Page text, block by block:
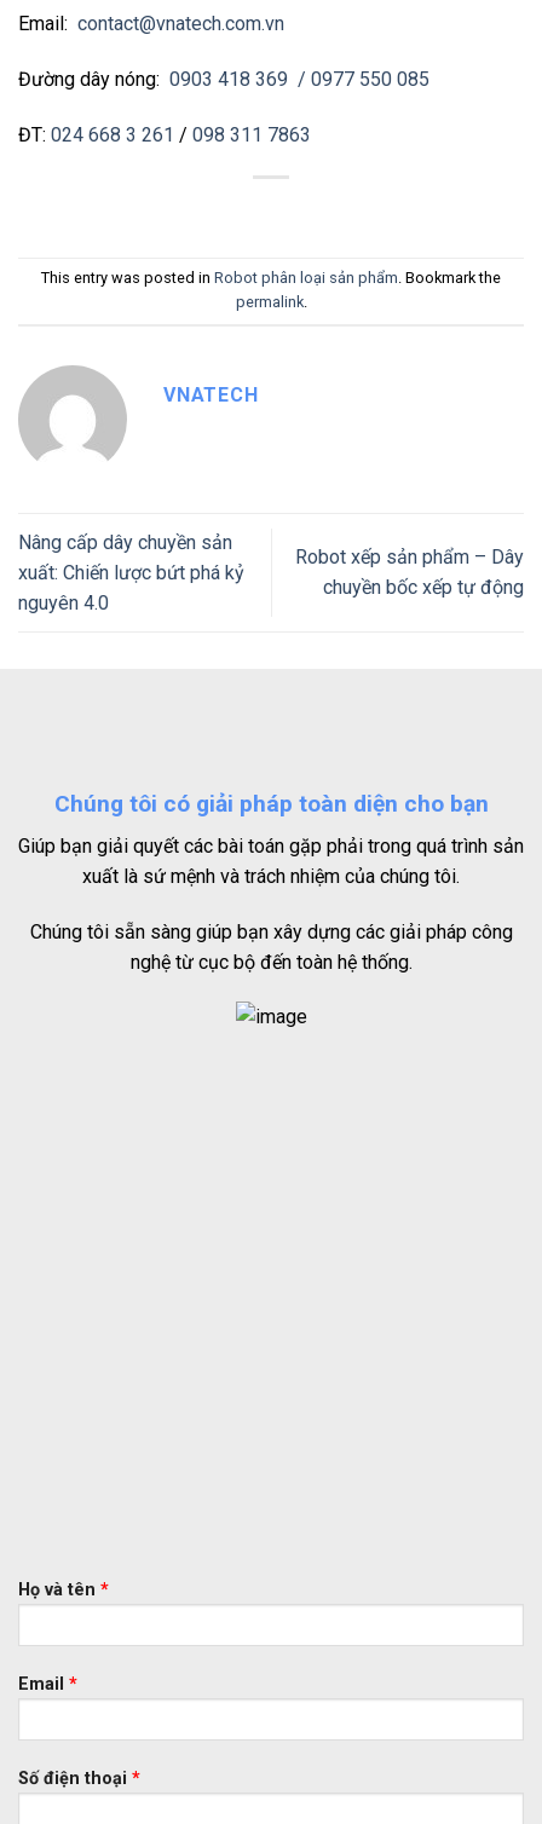
Email: contact@vnatech.com.vn
Đường dây nóng: 0903 418 369 / 0977 550 085
ĐT: 024 668 3 261 / 098 311 7863
This entry was posted in Robot phân loại sản phẩm. Bookmark the
permalink.
VNATECH
Nâng cấp dây chuyền sản
xuất: Chiến lược bứt phá kỷ
nguyên 4.0
Robot xếp sản phẩm – Dây
chuyền bốc xếp tự động
Chúng tôi có giải pháp toàn diện cho bạn
Giúp bạn giải quyết các bài toán gặp phải trong quá trình sản
xuất là sứ mệnh và trách nhiệm của chúng tôi.
Chúng tôi sẵn sàng giúp bạn xây dựng các giải pháp công
nghệ từ cục bộ đến toàn hệ thống.
Họ và tên *
Email *
Số điện thoại *